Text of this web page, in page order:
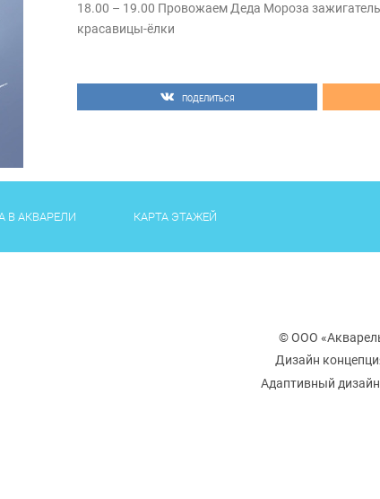
18.00 – 19.00 Провожаем Деда Мороза
красавицы-ёлки
15.00 – 17.00 Весёлые игры со снежинками около
17.00 – 18.00 Спектакль «Гусенок» от
15.00 – 17.00 Знаменитые куклы ЛОЛ в
15.00 – 17.00 Весёлые игры со снежинками и
ПОДЕЛИТЬСЯ
В АКВАРЕЛИ КАРТА ЭТАЖЕЙ
© ООО
Дизайн
Адаптивный